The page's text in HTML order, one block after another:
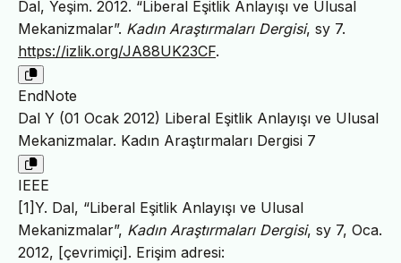
Dal, Yeşim. 2012. “Liberal Eşitlik Anlayışı ve Ulusal
Mekanizmalar”. Kadın Araştırmaları Dergisi, sy 7.
https://izlik.org/JA88UK23CF.
EndNote
Dal Y (01 Ocak 2012) Liberal Eşitlik Anlayışı ve Ulusal
Mekanizmalar. Kadın Araştırmaları Dergisi 7
IEEE
[1]Y. Dal, “Liberal Eşitlik Anlayışı ve Ulusal
Mekanizmalar”, Kadın Araştırmaları Dergisi, sy 7, Oca.
2012, [çevrimiçi]. Erişim adresi: